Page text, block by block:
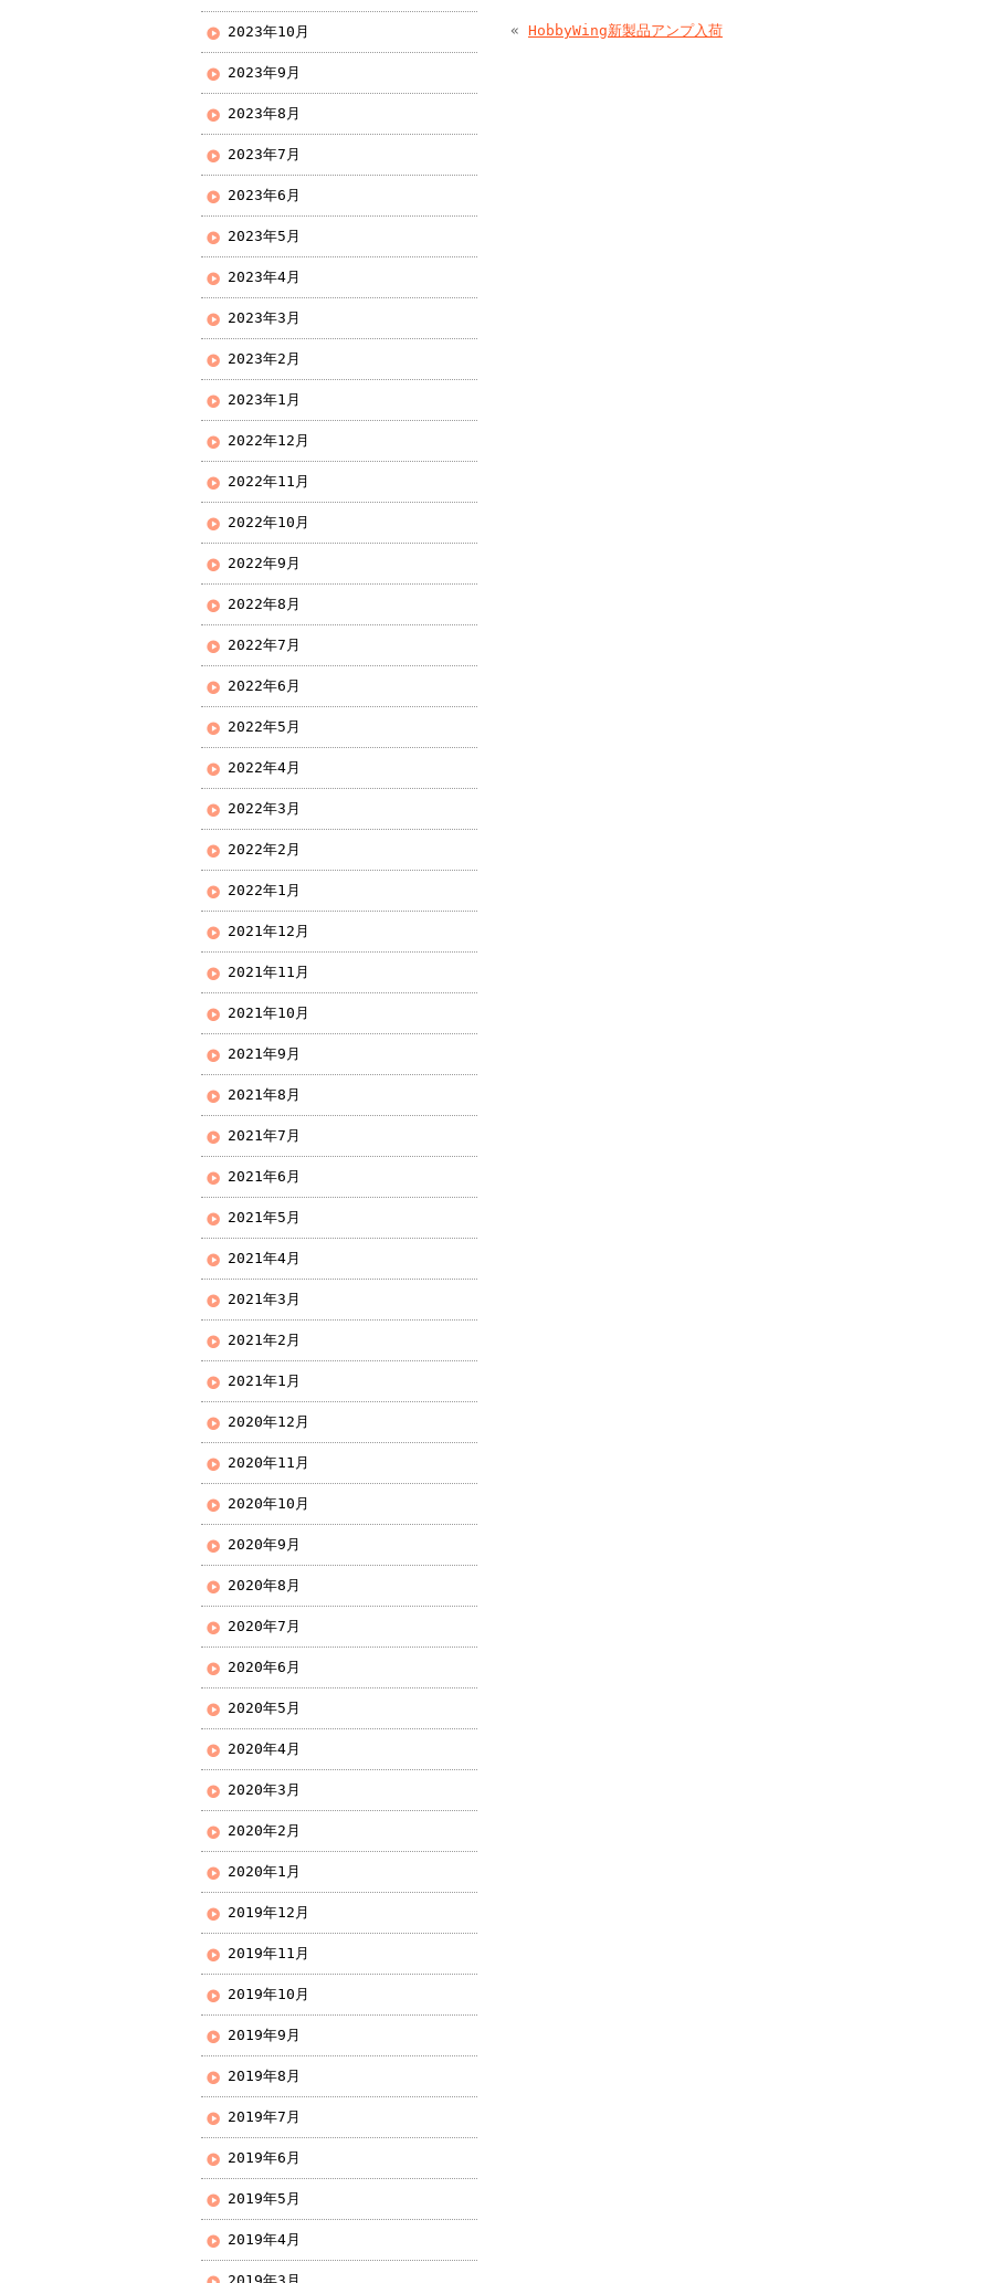
« HobbyWing新製品アンプ入荷
2023年10月
2023年9月
2023年8月
2023年7月
2023年6月
2023年5月
2023年4月
2023年3月
2023年2月
2023年1月
2022年12月
2022年11月
2022年10月
2022年9月
2022年8月
2022年7月
2022年6月
2022年5月
2022年4月
2022年3月
2022年2月
2022年1月
2021年12月
2021年11月
2021年10月
2021年9月
2021年8月
2021年7月
2021年6月
2021年5月
2021年4月
2021年3月
2021年2月
2021年1月
2020年12月
2020年11月
2020年10月
2020年9月
2020年8月
2020年7月
2020年6月
2020年5月
2020年4月
2020年3月
2020年2月
2020年1月
2019年12月
2019年11月
2019年10月
2019年9月
2019年8月
2019年7月
2019年6月
2019年5月
2019年4月